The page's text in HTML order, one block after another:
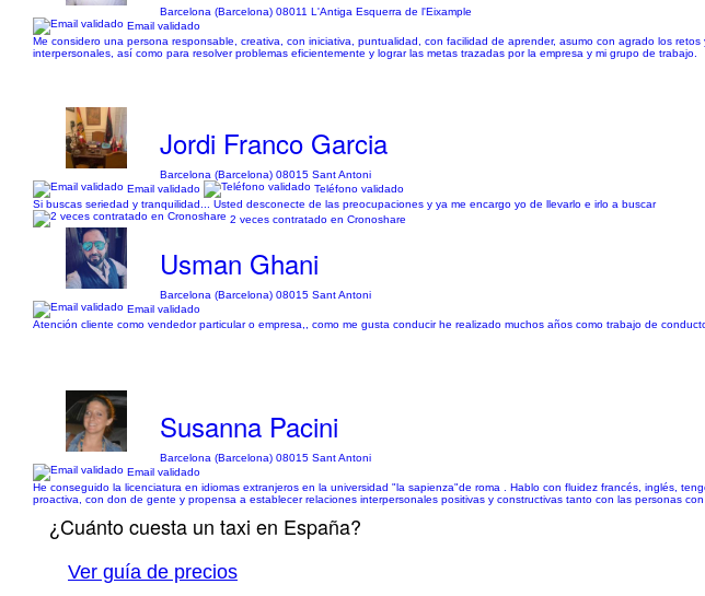
Barcelona (Barcelona) 08011 L'Antiga Esquerra de l'Eixample
Email validado
Me considero una persona responsable, creativa, con iniciativa, puntualidad, con facilidad de aprender, asumo con agrado los
interpersonales, así como para resolver problemas eficientemente y lograr las metas trazadas por la empresa y mi grupo de trabajo.
Jordi Franco Garcia
Barcelona (Barcelona) 08015 Sant Antoni
Email validado
Teléfono validado
Si buscas seriedad y tranquilidad... Usted desconecte de las preocupaciones y ya me encargo yo de llevarlo e irlo a buscar
2 veces contratado en Cronoshare
Usman Ghani
Barcelona (Barcelona) 08015 Sant Antoni
Email validado
Atención cliente como vendedor particular o empresa,, como me gusta conducir he realizado muchos años como trabajo de
Susanna Pacini
Barcelona (Barcelona) 08015 Sant Antoni
Email validado
He conseguido la licenciatura en idiomas extranjeros en la universidad "la sapienza"de roma . Hablo con fluidez francés, inglés,
proactiva, con don de gente y propensa a establecer relaciones interpersonales positivas y constructivas tanto con las personas con
¿Cuánto cuesta un taxi en España?
Ver guía de precios